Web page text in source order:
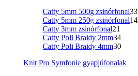
Catty 5mm 500g zsinórfonal33
Catty 5mm 250g zsinórfonal14
Catty 3mm zsinórfonal21
Catty Poli Braidy 2mm34
Catty Poli Braidy 4mm30
Knit Pro Symfonie gyapjúfonalak